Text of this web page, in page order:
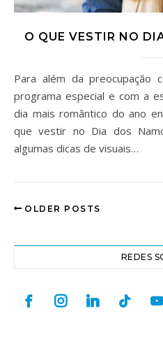
O QUE VESTIR NO
Para além da preocupação com o planeamento de um
programa especial e com a
dia mais romântico do ano
que vestir no Dia dos
algumas dicas de visuais…
OLDER POSTS
REDES
facebookinstagramlinkedintiktok